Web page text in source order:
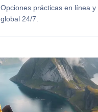
Opciones prácticas en línea y
global 24/7.